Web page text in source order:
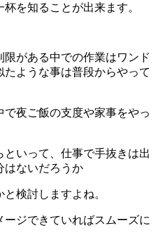
を知ることが出来ます。
がある中での作業はワンド
ような事は普段からやって
夜ご飯の支度や家事をやっ
いって、仕事で手抜きは出
はないだろうか
検討しますよね。
ジできていればスムーズに